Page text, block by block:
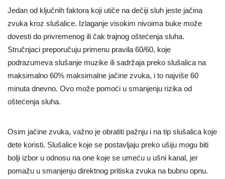
Jedan od ključnih faktora koji utiče na dečiji sluh jeste jačina
zvuka kroz slušalice. Izlaganje visokim nivoima buke može
dovesti do privremenog ili čak trajnog oštećenja sluha.
Stručnjaci preporučuju primenu pravila 60/60, koje
podrazumeva slušanje muzike ili sadržaja preko slušalica na
maksimalno 60% maksimalne jačine zvuka, i to najviše 60
minuta dnevno. Ovo može pomoći u smanjenju rizika od
oštećenja sluha.
Osim jačine zvuka, važno je obratiti pažnju i na tip slušalica koje
dete koristi. Slušalice koje se postavljaju preko ušiju mogu biti
bolji izbor u odnosu na one koje se umeću u ušni kanal, jer
pomažu u smanjenju direktnog pritiska zvuka na bubnu opnu.